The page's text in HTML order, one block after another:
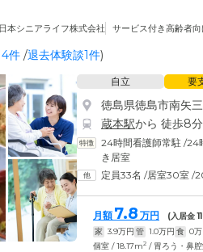
日本シニアライフ株式会社 サービス付き高齢者
件 /退去体験談1件)
自立 要
徳島県徳島市南矢
蔵本駅から 徒歩8分
24時間看護師常駐 /24
き居室
定員33名 /居室30室 /
月額 7.8 万円 (入居金
家 3.9万円 管 1.0万円 食 0
個室 / 18.17m2 / 胃ろう・鼻